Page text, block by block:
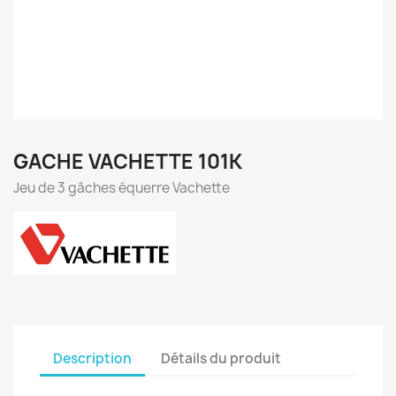
GACHE VACHETTE 101K
Jeu de 3 gâches équerre Vachette
Description Détails du produit